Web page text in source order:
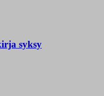
syksy